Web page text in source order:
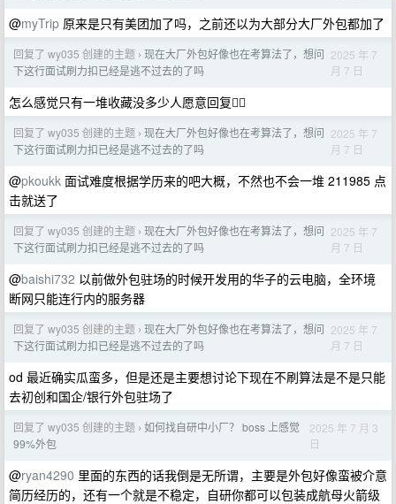
@myTrip 原来是只有美团加了吗，之前还以为大部分大厂外包都加了
回复了 wy035 创建的主题 › 现在大厂外包好像也在考算法了，想问
下这行面试刷力扣已经是逃不过去的了吗
2025 年 7
月 7 日
怎么感觉只有一堆收藏没多少人愿意回复🤦‍♂️
回复了 wy035 创建的主题 › 现在大厂外包好像也在考算法了，想问
下这行面试刷力扣已经是逃不过去的了吗
2025 年 7
月 7 日
@pkoukk 面试难度根据学历来的吧大概，不然也不会一堆 211985 点
击就送了
回复了 wy035 创建的主题 › 现在大厂外包好像也在考算法了，想问
下这行面试刷力扣已经是逃不过去的了吗
2025 年 7
月 7 日
@baishi732 以前做外包驻场的时候开发用的华子的云电脑，全环境
断网只能连行内的服务器
回复了 wy035 创建的主题 › 现在大厂外包好像也在考算法了，想问
下这行面试刷力扣已经是逃不过去的了吗
2025 年 7
月 7 日
od 最近确实瓜蛮多，但是还是主要想讨论下现在不刷算法是不是只能
去初创和国企/银行外包驻场了
回复了 wy035 创建的主题 › 如何找自研中小厂？ boss 上感觉
99%外包
2025 年 7 月 3
日
@ryan4290 里面的东西的话我倒是无所谓，主要是外包好像蛮被介意
简历经历的，还有一个就是不稳定，自研你都可以包装成航母火箭级